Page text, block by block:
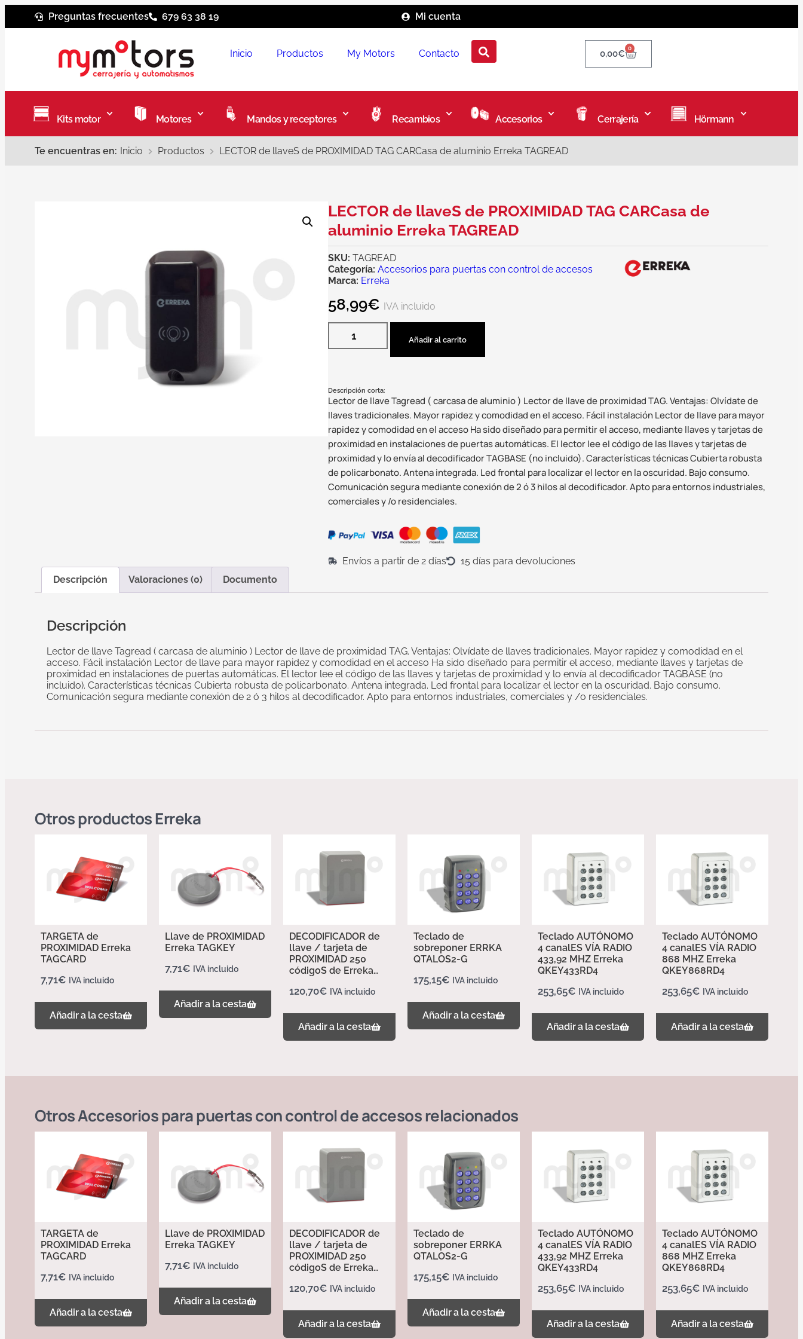
Preguntas frecuentes 679 63 38 19 Mi cuenta
Inicio Productos My Motors Contacto 0,00€ 0
Kits motor Motores Mandos y receptores Recambios Accesorios Cerrajería Hörmann
Te encuentras en: Inicio Productos LECTOR de llaveS de PROXIMIDAD TAG CARCasa de aluminio Erreka TAGREAD
LECTOR de llaveS de PROXIMIDAD TAG CARCasa de
aluminio Erreka TAGREAD
SKU:TAGREAD
Categoría:Accesorios para puertas con control de accesos
Marca: Erreka
58,99€ IVA incluido
Añadir al carrito
Descripción corta:
Lector de llave Tagread ( carcasa de aluminio ) Lector de llave de proximidad TAG. Ventajas: Olvídate de
llaves tradicionales. Mayor rapidez y comodidad en el acceso. Fácil instalación Lector de llave para mayor
rapidez y comodidad en el acceso Ha sido diseñado para permitir el acceso, mediante llaves y tarjetas de
proximidad en instalaciones de puertas automáticas. El lector lee el código de las llaves y tarjetas de
proximidad y lo envía al decodificador TAGBASE (no incluido). Características técnicas Cubierta robusta
de policarbonato. Antena integrada. Led frontal para localizar el lector en la oscuridad. Bajo consumo.
Comunicación segura mediante conexión de 2 ó 3 hilos al decodificador. Apto para entornos industriales,
comerciales y /o residenciales.
Envíos a partir de 2 días
15 días para devoluciones
Descripción
Valoraciones (0) Documento
Descripción
Lector de llave Tagread ( carcasa de aluminio ) Lector de llave de proximidad TAG. Ventajas: Olvídate de llaves tradicionales. Mayor rapidez y comodidad en el
acceso. Fácil instalación Lector de llave para mayor rapidez y comodidad en el acceso Ha sido diseñado para permitir el acceso, mediante llaves y tarjetas de
proximidad en instalaciones de puertas automáticas. El lector lee el código de las llaves y tarjetas de proximidad y lo envía al decodificador TAGBASE (no
incluido). Características técnicas Cubierta robusta de policarbonato. Antena integrada. Led frontal para localizar el lector en la oscuridad. Bajo consumo.
Comunicación segura mediante conexión de 2 ó 3 hilos al decodificador. Apto para entornos industriales, comerciales y /o residenciales.
Otros productosErreka
TARGETA de
PROXIMIDAD Erreka
TAGCARD
7,71€ IVA incluido
Añadir a la cesta
Llave de PROXIMIDAD
Erreka TAGKEY
7,71€ IVA incluido
Añadir a la cesta
DECODIFICADOR de
llave / tarjeta de
PROXIMIDAD 250
códigoS de Erreka
120,70€ IVA incluido
Añadir a la cesta
Teclado de
sobreponer ERRKA
QTALOS2-G
175,15€ IVA incluido
Añadir a la cesta
Teclado AUTÓNOMO
4 canalES VÍA RADIO
433,92 MHZ Erreka
QKEY433RD4
253,65€ IVA incluido
Añadir a la cesta
Teclado AUTÓNOMO
4 canalES VÍA RADIO
868 MHZ Erreka
QKEY868RD4
253,65€ IVA incluido
Añadir a la cesta
OtrosAccesorios para puertas con control de accesosrelacionados
TARGETA de
PROXIMIDAD Erreka
TAGCARD
7,71€ IVA incluido
Añadir a la cesta
Llave de PROXIMIDAD
Erreka TAGKEY
7,71€ IVA incluido
Añadir a la cesta
DECODIFICADOR de
llave / tarjeta de
PROXIMIDAD 250
códigoS de Erreka
120,70€ IVA incluido
Añadir a la cesta
Teclado de
sobreponer ERRKA
QTALOS2-G
175,15€ IVA incluido
Añadir a la cesta
Teclado AUTÓNOMO
4 canalES VÍA RADIO
433,92 MHZ Erreka
QKEY433RD4
253,65€ IVA incluido
Añadir a la cesta
Teclado AUTÓNOMO
4 canalES VÍA RADIO
868 MHZ Erreka
QKEY868RD4
253,65€ IVA incluido
Añadir a la cesta